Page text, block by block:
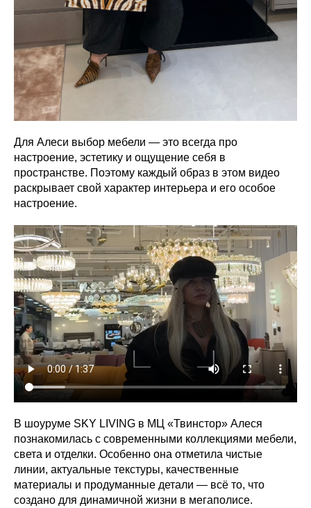
Для Алеси выбор мебели — это всегда про
настроение, эстетику и ощущение себя в
пространстве. Поэтому каждый образ в этом видео
раскрывает свой характер интерьера и его особое
настроение.
В шоуруме SKY LIVING в МЦ «Твинстор» Алеся
познакомилась с современными коллекциями мебели,
света и отделки. Особенно она отметила чистые
линии, актуальные текстуры, качественные
материалы и продуманные детали — всё то, что
создано для динамичной жизни в мегаполисе.